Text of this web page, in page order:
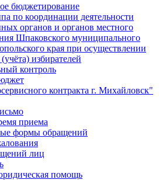
бюджетирование
по координации деятельности
органов и органов местного
Шпаковского муниципального
края при осуществлении
избирателей
контроль
контракта г. Михайловск"
приема
формы обращений
лиц
помощь